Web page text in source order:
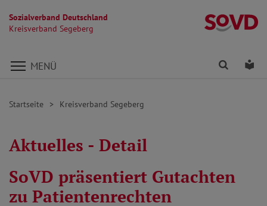
Sozialverband Deutschland
Kreisverband Segeberg
Direkt zu den Inhalten springen
MENÜ Finden
Startseite Kreisverband Segeberg
Aktuelles - Detail
SoVD präsentiert Gutachten
zu Patientenrechten